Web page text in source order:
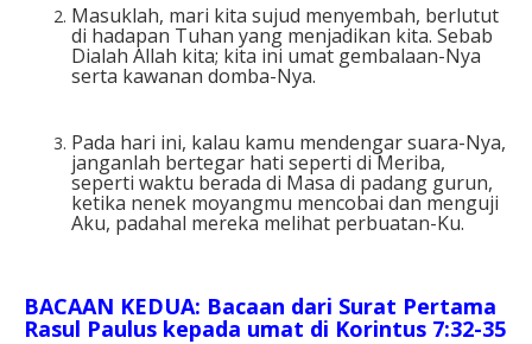
Masuklah, mari kita sujud menyembah, berlutut
di hadapan Tuhan yang menjadikan kita. Sebab
Dialah Allah kita; kita ini umat gembalaan-Nya
serta kawanan domba-Nya.
Pada hari ini, kalau kamu mendengar suara-Nya,
janganlah bertegar hati seperti di Meriba,
seperti waktu berada di Masa di padang gurun,
ketika nenek moyangmu mencobai dan menguji
Aku, padahal mereka melihat perbuatan-Ku.
BACAAN KEDUA: Bacaan dari Surat Pertama
Rasul Paulus kepada umat di Korintus 7:32-35